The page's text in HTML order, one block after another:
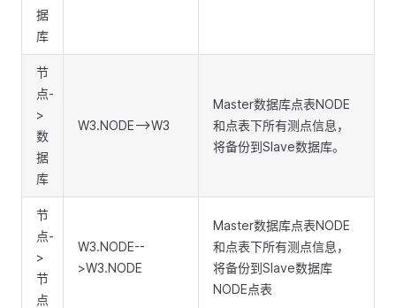
据
库
节
点-
>
数
据
库
W3.NODE-->W3
Master数据库点表NODE
和点表下所有测点信息，
将备份到Slave数据库。
节
点-
>
节
点
W3.NODE--
>W3.NODE
Master数据库点表NODE
和点表下所有测点信息，
将备份到Slave数据库
NODE点表